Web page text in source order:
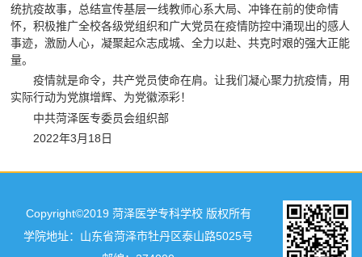
统抗疫故事，总结宣传基层一线教师心系大局、冲锋在前的使命情
怀，积极推广全校各级党组织和广大党员在疫情防控中涌现出的感人
事迹，激励人心，凝聚起众志成城、全力以赴、共克时艰的强大正能
量。
疫情就是命令，共产党员使命在肩。让我们凝心聚力抗疫情，用
实际行动为党旗增辉、为党徽添彩！
中共菏泽医专委员会组织部
2022年3月18日
Copyright©2019 菏泽医学专科学校 版权所有
学院地址：山东省菏泽市牡丹区泰山路5025号